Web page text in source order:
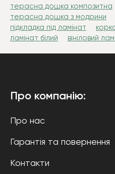
терасна дошка композитна
терасна дошка з модрини
підкладка під ламінат
ламінат білий
вініловий
Про компанію:
Про нас
Гарантія та повернення
Контакти